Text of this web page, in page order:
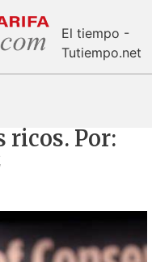
El tiempo -
Tutiempo.net
ricos. Por: